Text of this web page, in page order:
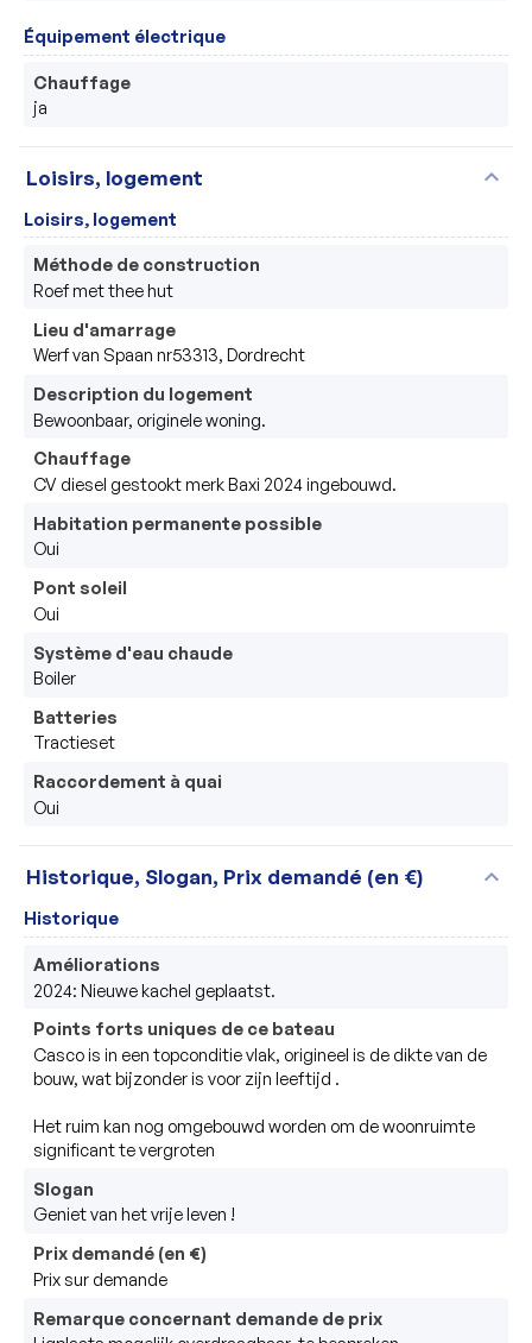
Équipement électrique
Chauffage
ja
Loisirs, logement expand_more
Loisirs, logement
Méthode de construction
Roef met thee hut
Lieu d'amarrage
Werf van Spaan nr53313, Dordrecht
Description du logement
Bewoonbaar, originele woning.
Chauffage
CV diesel gestookt merk Baxi 2024 ingebouwd.
Habitation permanente possible
Oui
Pont soleil
Oui
Système d'eau chaude
Boiler
Batteries
Tractieset
Raccordement à quai
Oui
Historique, Slogan, Prix demandé (en €) expand_more
Historique
Améliorations
2024: Nieuwe kachel geplaatst.
Points forts uniques de ce bateau
Casco is in een topconditie vlak, origineel is de dikte van de
bouw, wat bijzonder is voor zijn leeftijd .
Het ruim kan nog omgebouwd worden om de woonruimte
significant te vergroten
Slogan
Geniet van het vrije leven !
Prix demandé (en €)
Prix sur demande
Remarque concernant demande de prix